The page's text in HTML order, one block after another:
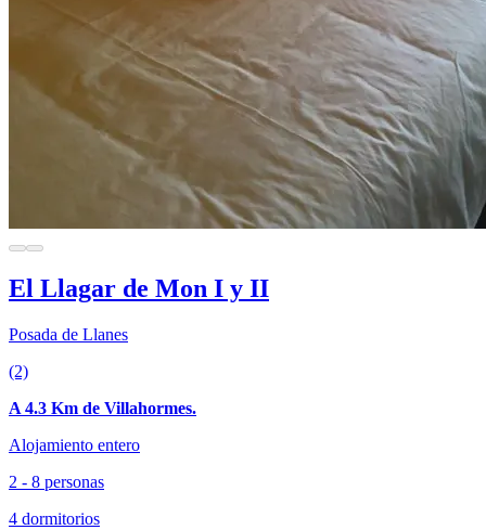
El Llagar de Mon I y II
Posada de Llanes
(2)
A 4.3 Km de Villahormes.
Alojamiento entero
2 - 8 personas
4 dormitorios